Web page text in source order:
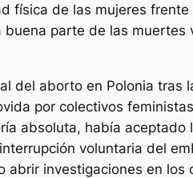
física de las mujeres
parte de las muertes
del aborto en Polonia tras
por colectivos
absoluta, había aceptado
voluntaria del
investigaciones en los